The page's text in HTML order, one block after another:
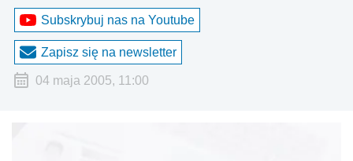
Subskrybuj nas na Youtube
Zapisz się na newsletter
04 maja 2005, 11:00